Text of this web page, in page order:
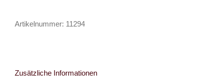
Menge
Artikelnummer: 11294
Zusätzliche Informationen